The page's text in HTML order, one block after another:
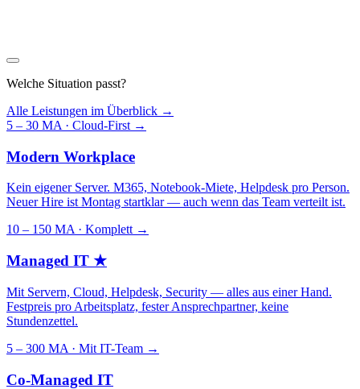
Welche Situation passt?
Alle Leistungen im Überblick →
5 – 30 MA · Cloud-First →
Modern Workplace
Kein eigener Server. M365, Notebook-Miete, Helpdesk pro Person.
Neuer Hire ist Montag startklar — auch wenn das Team verteilt ist.
10 – 150 MA · Komplett →
Managed IT ★
Mit Servern, Cloud, Helpdesk, Security — alles aus einer Hand.
Festpreis pro Arbeitsplatz, fester Ansprechpartner, keine
Stundenzettel.
5 – 300 MA · Mit IT-Team →
Co-Managed IT